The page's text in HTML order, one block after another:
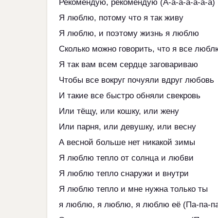
Рекомендую, рекомендую (А-а-а-а-а-а-а)
Я люблю, потому что я так живу
Я люблю, и поэтому жизнь я люблю
Сколько можно говорить, что я все
Я так вам всем сердце заговариваю
Чтобы все вокруг почуяли вдруг любовь
И такие все быстро обняли свекровь
Или тёщу, или кошку, или жену
Или парня, или девушку, или весну
А весной больше нет никакой зимы
Я люблю тепло от солнца и любви
Я люблю тепло снаружи и внутри
Я люблю тепло и мне нужна только ты
я люблю, я люблю, я люблю её (Па-па-